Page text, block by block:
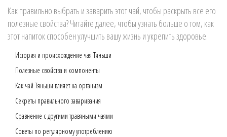
Как правильно выбрать и заварить этот чай, чтобы раскрыть все его
полезные свойства? Читайте далее, чтобы узнать больше о том, как
этот напиток способен улучшить вашу жизнь и укрепить здоровье.
История и происхождение чая Тяньши
Полезные свойства и компоненты
Как чай Тяньши влияет на организм
Секреты правильного заваривания
Сравнение с другими травяными чаями
Советы по регулярному употреблению